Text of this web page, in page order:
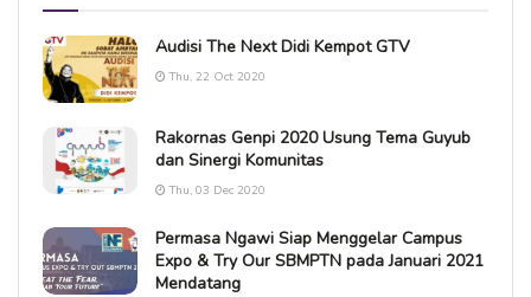
Audisi The Next Didi Kempot GTV
Thu, 22 Oct 2020
Rakornas Genpi 2020 Usung Tema Guyub
dan Sinergi Komunitas
Thu, 03 Dec 2020
Permasa Ngawi Siap Menggelar Campus
Expo & Try Our SBMPTN pada Januari 2021
Mendatang